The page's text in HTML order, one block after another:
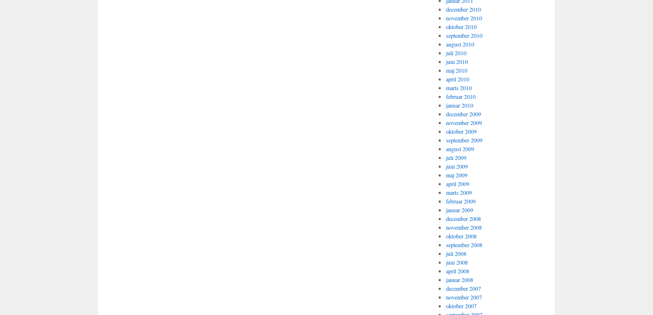
december 2010
november 2010
oktober 2010
september 2010
august 2010
juli 2010
juni 2010
maj 2010
april 2010
marts 2010
februar 2010
januar 2010
december 2009
november 2009
oktober 2009
september 2009
august 2009
juli 2009
juni 2009
maj 2009
april 2009
marts 2009
februar 2009
januar 2009
december 2008
november 2008
oktober 2008
september 2008
juli 2008
juni 2008
april 2008
januar 2008
december 2007
november 2007
oktober 2007